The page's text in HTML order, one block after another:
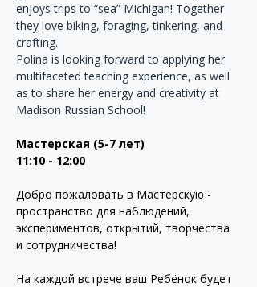
enjoys trips to “sea” Michigan! Together
they love biking, foraging, tinkering, and
crafting.
Polina is looking forward to applying her
multifaceted teaching experience, as well
as to share her energy and creativity at
Madison Russian School!
Мастерская (5-7 лет)
11:10 - 12:00
Добро пожаловать в Мастерскую -
пространство для наблюдений,
экспериментов, открытий, творчества
и сотрудничества!
На каждой встрече ваш Ребёнок будет